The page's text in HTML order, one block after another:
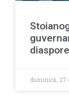
duminică, 27